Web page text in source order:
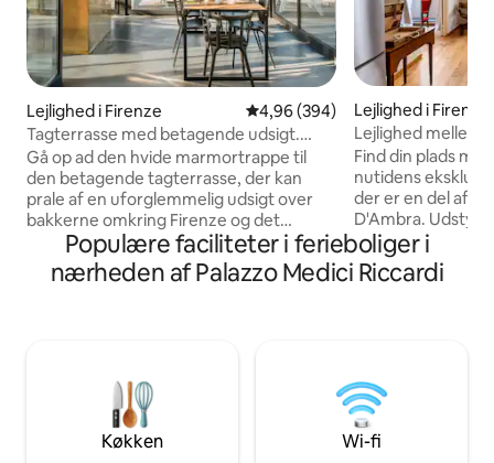
Lejlighed i Firenze 4,96 ud af 5 i gennemsnitlig
4,96 (394)
Tagterrasse med betagende udsigt.
Kort gåtur til Duomo.
Gå op ad den hvide marmortrappe til
den betagende tagterrasse, der kan
prale af en uforglemmelig udsigt over
bakkerne omkring Firenze og det
historiske centrum. Denne lejlighed er
nyrenoveret og blander forskellige typer
arkitektur og design. I lejligheden er der
desinficere alle kritiske områder, især
desinficeres boligen ved hjælp af
ozongeneratorer. Lejligheden er
nyindrettet med en meget speciel
Lejlighed i Firenze
Lejlighed mellem
på domkirken
Find din plads
nutidens
der er en del af
D'Ambra.
høje lofter, der
dekorationer og
D'Epoca:
privatliv, CCTV i
og lagner
Rummet er unikt
Populære faciliteter i ferieboliger i
nærheden af Palazzo Medici Riccardi
Køkken Wi-fi